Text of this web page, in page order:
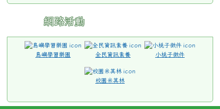
網路活動
島嶼學習樂園 全民資訊素養 小桃子徵件
校園米其林